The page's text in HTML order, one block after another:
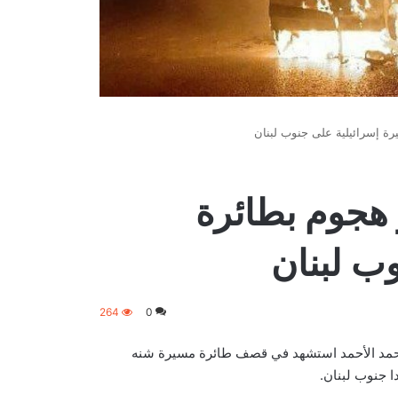
إسرائيلية على جنوب لبنان
هجوم بطائرة
لبنان
0
264
أحمد الأحمد استشهد في قصف طائرة مسيرة شنه
جنوب لبنان.